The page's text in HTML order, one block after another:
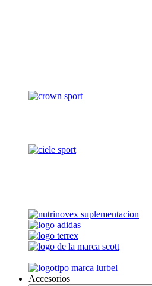
Accesorios